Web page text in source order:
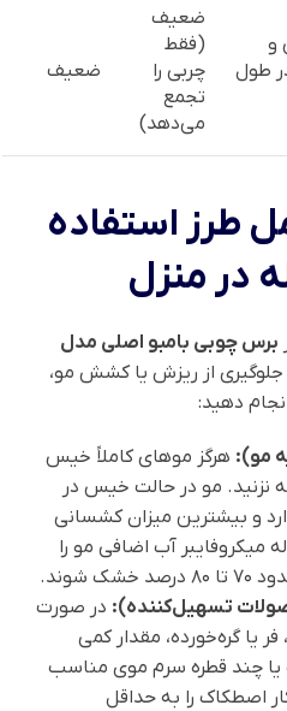
و
طول
ضعیف
(فقط
چربی را
تجمع
می‌دهد)
ضعیف
طرز استفاده
در منزل
برس چوبی بامبو اصلی مدل
جلوگیری از ریزش یا کشش مو،
دهید:
مو): هرگز موهای کاملاً خیس
نزنید. مو در حالت خیس در
و بیشترین میزان کشسانی
میکروفایبر آب اضافی مو را
شوند.
تسهیل‌کننده): در صورت
یا گره‌خورده، مقدار کمی
یا چند قطره سرم موی مناسب
اصطکاک را به حداقل